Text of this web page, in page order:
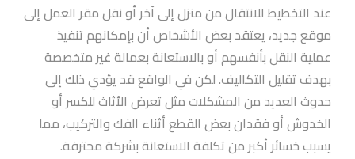
عند التخطيط للانتقال من منزل إلى آخر أو نقل مقر العمل إلى
موقع جديد، يعتقد بعض الأشخاص أن بإمكانهم تنفيذ
عملية النقل بأنفسهم أو بالاستعانة بعمالة غير متخصصة
بهدف تقليل التكاليف. لكن في الواقع قد يؤدي ذلك إلى
حدوث العديد من المشكلات مثل تعرض الأثاث للكسر أو
الخدوش أو فقدان بعض القطع أثناء الفك والتركيب، مما
يسبب خسائر أكبر من تكلفة الاستعانة بشركة محترفة.